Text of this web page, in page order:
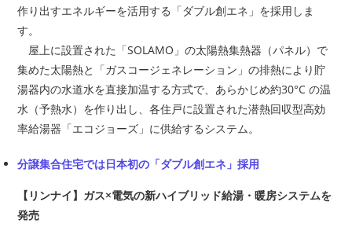
作り出すエネルギーを活用する「ダブル創エネ」を採用しま
す。
屋上に設置された「SOLAMO」の太陽熱集熱器（パネル）で
集めた太陽熱と「ガスコージェネレーション」の排熱により貯
湯器内の水道水を直接加温する方式で、あらかじめ約30°C の温
水（予熱水）を作り出し、各住戸に設置された潜熱回収型高効
率給湯器「エコジョーズ」に供給するシステム。
分譲集合住宅では日本初の「ダブル創エネ」採用
【リンナイ】ガス×電気の新ハイブリッド給湯・暖房システムを
発売